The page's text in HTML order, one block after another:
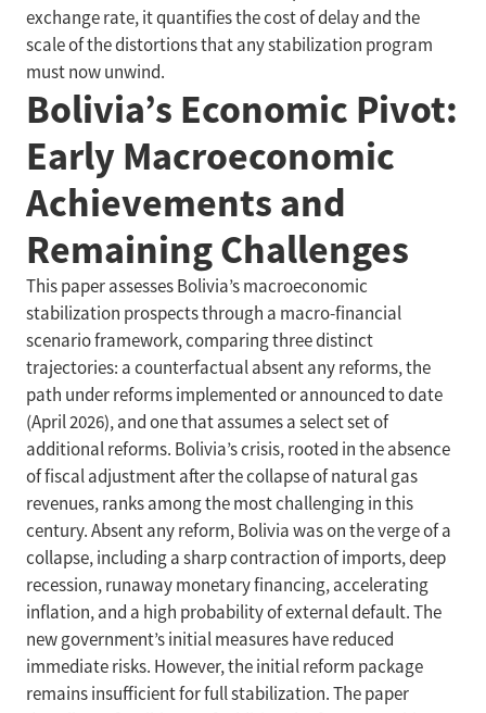
exchange rate, it quantifies the cost of delay and the
scale of the distortions that any stabilization program
must now unwind.
Bolivia’s Economic Pivot:
Early Macroeconomic
Achievements and
Remaining Challenges
This paper assesses Bolivia’s macroeconomic
stabilization prospects through a macro-financial
scenario framework, comparing three distinct
trajectories: a counterfactual absent any reforms, the
path under reforms implemented or announced to date
(April 2026), and one that assumes a select set of
additional reforms. Bolivia’s crisis, rooted in the absence
of fiscal adjustment after the collapse of natural gas
revenues, ranks among the most challenging in this
century. Absent any reform, Bolivia was on the verge of a
collapse, including a sharp contraction of imports, deep
recession, runaway monetary financing, accelerating
inflation, and a high probability of external default. The
new government’s initial measures have reduced
immediate risks. However, the initial reform package
remains insufficient for full stabilization. The paper